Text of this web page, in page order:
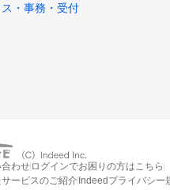
・事務・受付
わせ ログインでお困りの方はこちら
ービスのご紹介Indeedプライバシー